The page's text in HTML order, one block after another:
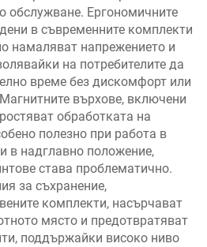
обслужване. Ергономичните
в съвременните комплекти
намаляват напрежението и
на потребителите да
време без дискомфорт или
върхове, включени
обработката на
полезно при работа в
в надглавно положение,
става проблематично.
за съхранение,
комплекти, насърчават
място и предотвратяват
поддържайки високо ниво